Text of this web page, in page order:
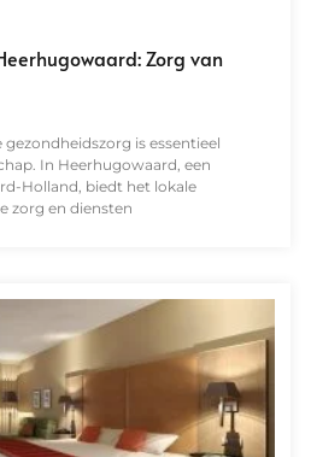
Zorg van
is essentieel
In Heerhugowaard, een
Holland, biedt het lokale
zorg en diensten